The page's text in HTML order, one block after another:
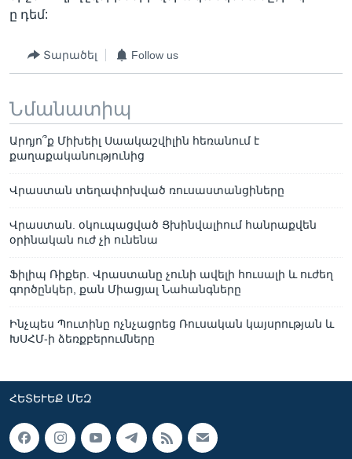
ը դեմ:
Տարածել Follow us
Նմանատիպ
Արդյո՞ք Միխեիլ Սաակաշվիլին հեռանում է
քաղաքականությունից
Վրաստան տեղափոխված ռուսաստանցիները
Վրաստան. օկուպացված Ցխինվալիում հանրաքվեն
օրինական ուժ չի ունենա
Ֆիլիպ Ռիքեր. Վրաստանը չունի ավելի հուսալի և ուժեղ
գործընկեր, քան Միացյալ Նահանգները
Ինչպես Պուտինը ոչնչացրեց Ռուսական կայսրության և
ԽՍՀՄ-ի ձեռքբերումները
ՀԵՏԵՒԵՔ ՄԵԶ